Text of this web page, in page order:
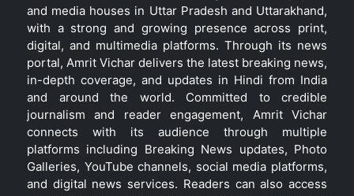
and media houses in Uttar Pradesh and Uttarakhand,
with a strong and growing presence across print,
digital, and multimedia platforms. Through its news
portal, Amrit Vichar delivers the latest breaking news,
in-depth coverage, and updates in Hindi from India
and around the world. Committed to credible
journalism and reader engagement, Amrit Vichar
connects with its audience through multiple
platforms including Breaking News updates, Photo
Galleries, YouTube channels, social media platforms,
and digital news services. Readers can also access